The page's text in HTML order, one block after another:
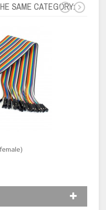
SAME CATEGORY: